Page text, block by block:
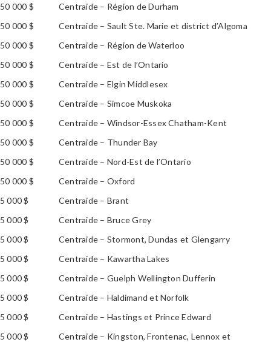
50 000 $
Centraide – Région de Durham
50 000 $
Centraide – Sault Ste. Marie et district d’Algoma
50 000 $
Centraide – Région de Waterloo
50 000 $
Centraide – Est de l’Ontario
50 000 $
Centraide – Elgin Middlesex
50 000 $
Centraide – Simcoe Muskoka
50 000 $
Centraide – Windsor-Essex Chatham-Kent
50 000 $
Centraide – Thunder Bay
50 000 $
Centraide – Nord-Est de l’Ontario
50 000 $
Centraide – Oxford
5 000 $
Centraide – Brant
5 000 $
Centraide – Bruce Grey
5 000 $
Centraide – Stormont, Dundas et Glengarry
5 000 $
Centraide – Kawartha Lakes
5 000 $
Centraide – Guelph Wellington Dufferin
5 000 $
Centraide – Haldimand et Norfolk
5 000 $
Centraide – Hastings et Prince Edward
5 000 $
Centraide – Kingston, Frontenac, Lennox et